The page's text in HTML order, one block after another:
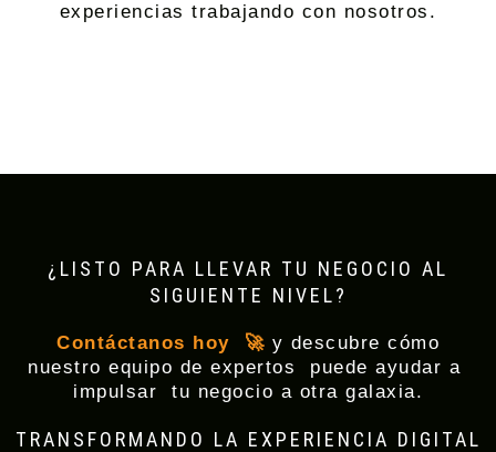
experiencias trabajando con nosotros.
¿LISTO PARA LLEVAR TU NEGOCIO AL
SIGUIENTE NIVEL?
Contáctanos hoy 🚀 y descubre cómo
nuestro equipo de expertos
puede ayudar a
impulsar tu negocio a otra galaxia.
TRANSFORMANDO LA EXPERIENCIA DIGITAL